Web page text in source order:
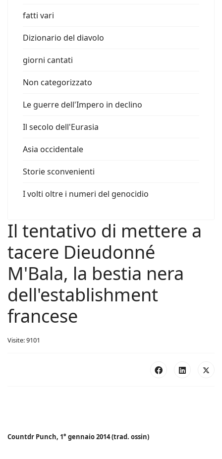
fatti vari
Dizionario del diavolo
giorni cantati
Non categorizzato
Le guerre dell'Impero in declino
Il secolo dell'Eurasia
Asia occidentale
Storie sconvenienti
I volti oltre i numeri del genocidio
Il tentativo di mettere a
tacere Dieudonné
M'Bala, la bestia nera
dell'establishment
francese
Visite: 9101
Countdr Punch, 1° gennaio 2014 (trad. ossin)